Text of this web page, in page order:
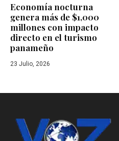
Economía nocturna
genera más de $1,000
millones con impacto
directo en el turismo
panameño
23 Julio, 2026